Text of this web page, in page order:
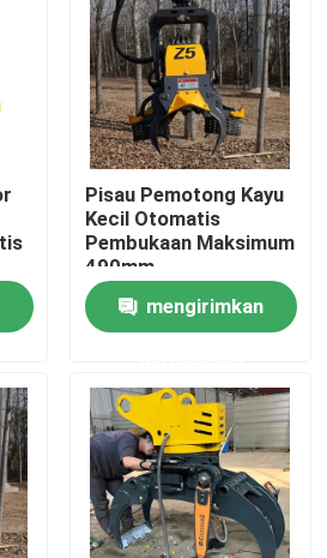
Pisau Pemotong Kayu
Kecil Otomatis
Pembukaan Maksimum
490mm
mengirimkan